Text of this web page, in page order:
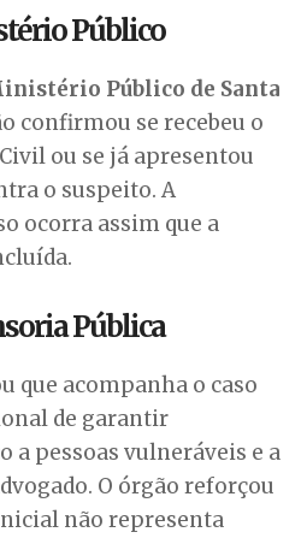
Público
Público de Santa
confirmou se recebeu o
ou se já apresentou
o suspeito. A
ocorra assim que a
Pública
que acompanha o caso
de garantir
pessoas vulneráveis e a
O órgão reforçou
não representa